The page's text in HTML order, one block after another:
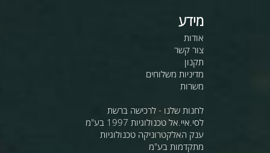
מידע
אודות
צור קשר
תקנון
מדיניות משלוחים
משרות
לחנות שלנו - לרכישה ברשת
לסי.איי.אל טכנולוגיות 1997 בע"מ
ענק האלקטרוניקה טכנולוגיות
מתקדמות בע"מ